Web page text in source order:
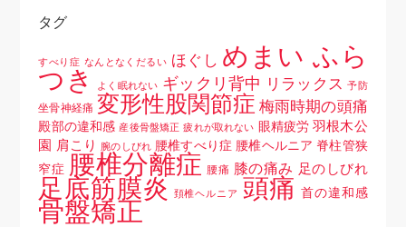
タグ
すべり症 なんとなくだるい ほぐし めまい ふら
つき
よく眠れない ギックリ背中 リラックス 予防
坐骨神経痛 変形性股関節症 梅雨時期の頭痛
殿部の違和感 産後骨盤矯正 疲れが取れない 眼精疲労 羽根木公
園 肩こり 腕のしびれ 腰椎すべり症 腰椎ヘルニア 脊柱管狭
窄症 腰椎分離症 腰痛 膝の痛み 足のしびれ
足底筋膜炎 頚椎ヘルニア 頭痛 首の違和感
骨盤矯正